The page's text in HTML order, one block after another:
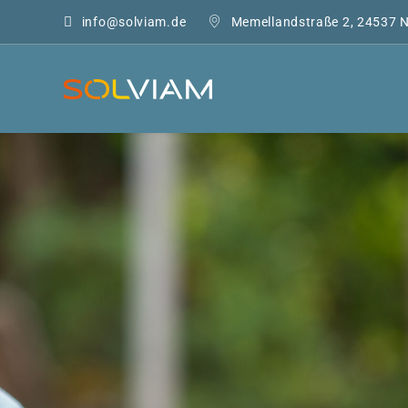
info@solviam.de Memellandstraße 2, 24537